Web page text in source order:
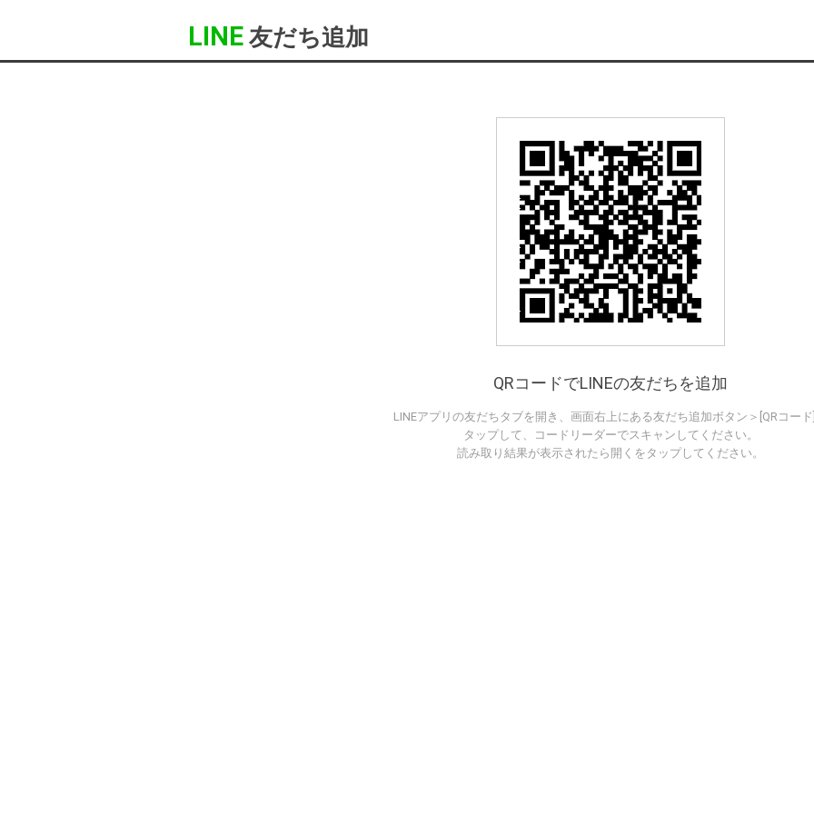
LINE 友だち追加
QRコードでLINEの友だちを追加
LINEアプリの友だちタブを開き、画面右上にある友だち追加ボタン＞[QRコー
タップして、コードリーダーでスキャンしてください。
読み取り結果が表示されたら開くをタップしてください。